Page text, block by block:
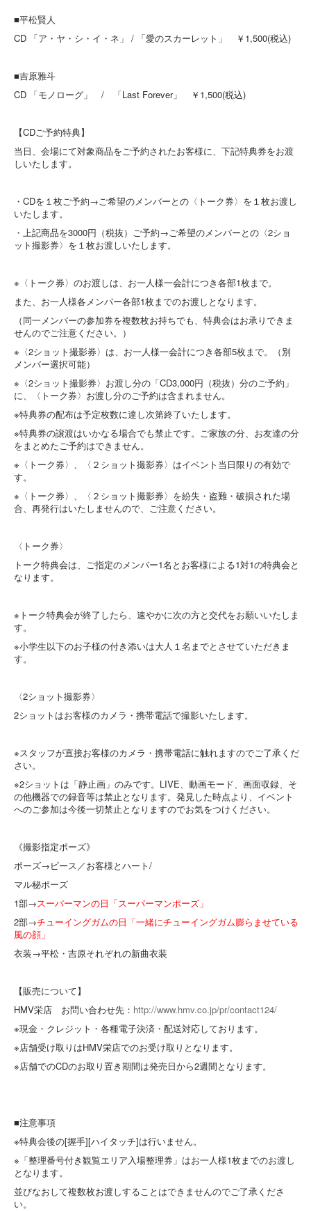
■平松賢人
CD 「ア・ヤ・シ・イ・ネ」 / 「愛のスカーレット」 ￥1,500(税込)
■吉原雅斗
CD 「モノローグ」 / 「Last Forever」 ￥1,500(税込)
【CDご予約特典】
当日、会場にて対象商品をご予約されたお客様に、下記特典券をお渡
しいたします。
・CDを１枚ご予約→ご希望のメンバーとの〈トーク券〉を１枚お渡し
いたします。
・上記商品を3000円（税抜）ご予約→ご希望のメンバーとの〈2ショ
ット撮影券〉を１枚お渡しいたします。
※〈トーク券〉のお渡しは、お一人様一会計につき各部1枚まで。
また、お一人様各メンバー各部1枚までのお渡しとなります。
（同一メンバーの参加券を複数枚お持ちでも、特典会はお承りできま
せんのでご注意ください。）
※〈2ショット撮影券〉は、お一人様一会計につき各部5枚まで。（別
メンバー選択可能）
※〈2ショット撮影券〉お渡し分の「CD3,000円（税抜）分のご予約」
に、〈トーク券〉お渡し分のご予約は含まれません。
※特典券の配布は予定枚数に達し次第終了いたします。
※特典券の譲渡はいかなる場合でも禁止です。ご家族の分、お友達の分
をまとめたご予約はできません。
※〈トーク券〉、〈２ショット撮影券〉はイベント当日限りの有効で
す。
※〈トーク券〉、〈２ショット撮影券〉を紛失・盗難・破損された場
合、再発行はいたしませんので、ご注意ください。
〈トーク券〉
トーク特典会は、ご指定のメンバー1名とお客様による1対1の特典会と
なります。
※トーク特典会が終了したら、速やかに次の方と交代をお願いいたしま
す。
※小学生以下のお子様の付き添いは大人１名までとさせていただきま
す。
〈2ショット撮影券〉
2ショットはお客様のカメラ・携帯電話で撮影いたします。
※スタッフが直接お客様のカメラ・携帯電話に触れますのでご了承くだ
さい。
※2ショットは「静止画」のみです。LIVE、動画モード、画面収録、そ
の他機器での録音等は禁止となります。発見した時点より、イベント
へのご参加は今後一切禁止となりますのでお気をつけください。
《撮影指定ポーズ》
ポーズ→ピース／お客様とハート/
マル秘ポーズ
1部→スーパーマンの日「スーパーマンポーズ」
2部→チューイングガムの日「一緒にチューイングガム膨らませている
風の顔」
衣装→平松・吉原それぞれの新曲衣装
【販売について】
HMV栄店 お問い合わせ先： http://www.hmv.co.jp/pr/contact124/
※現金・クレジット・各種電子決済・配送対応しております。
※店舗受け取りはHMV栄店でのお受け取りとなります。
※店舗でのCDのお取り置き期間は発売日から2週間となります。
■注意事項
※特典会後の[握手][ハイタッチ]は行いません。
※「整理番号付き観覧エリア入場整理券」はお一人様1枚までのお渡し
となります。
並びなおして複数枚お渡しすることはできませんのでご了承くださ
い。